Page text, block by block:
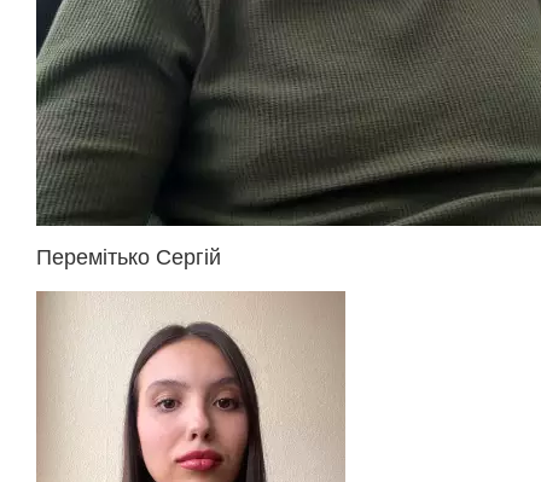
Перемітько Сергій